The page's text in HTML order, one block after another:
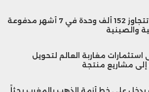
مبيعات السيارات تتجاوز 152 ألف وحدة في 7 أشهر مدفوعة
والصينية
استثمارات مغاربة العالم لتحويل
إلى مشاريع منتجة